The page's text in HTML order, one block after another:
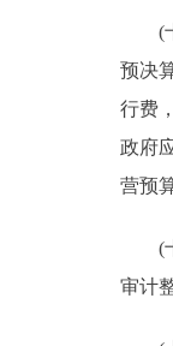
(十
预决
行费
政府
营预
(十
审计